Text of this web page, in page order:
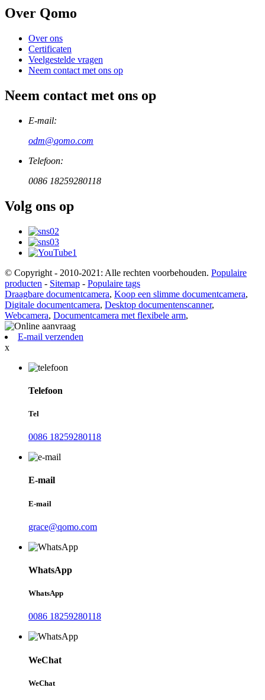
Over Qomo
Over ons
Certificaten
Veelgestelde vragen
Neem contact met ons op
Neem contact met ons op
E-mail:
odm@qomo.com
Telefoon:
0086 18259280118
Volg ons op
© Copyright - 2010-2021: Alle rechten voorbehouden. Populaire
producten - Sitemap - Populaire tags
Draagbare documentcamera, Koop een slimme documentcamera,
Digitale documentcamera, Desktop documentenscanner,
Webcamera, Documentcamera met flexibele arm,
E-mail verzenden
x
Telefoon
Tel
0086 18259280118
E-mail
E-mail
grace@qomo.com
WhatsApp
WhatsApp
0086 18259280118
WeChat
WeChat